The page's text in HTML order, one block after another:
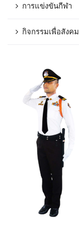
การแข่งขันกีฬา
กิจกรรมเพื่อสังคม